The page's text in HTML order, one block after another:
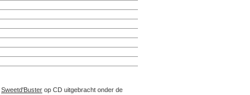
Sweetd'Buster op CD uitgebracht onder de